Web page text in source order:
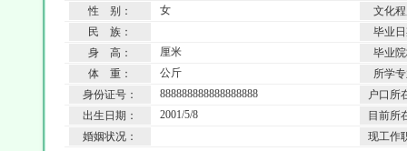
性 别：
女
文化
民 族：
毕业
身 高：
厘米
毕业
体 重：
公斤
所学
身份证号：
888888888888888888
户口所
出生日期：
2001/5/8
目前所
婚姻状况：
现工作